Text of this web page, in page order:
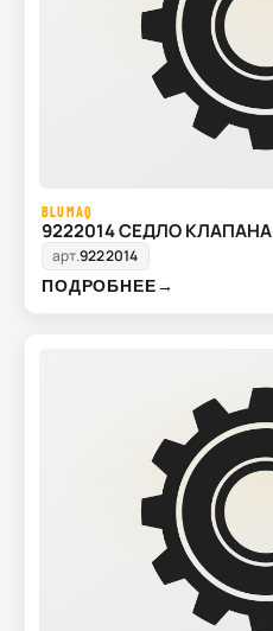
BLUMAQ
9222014 СЕДЛО КЛАПАНА
арт.9222014
ПОДРОБНЕЕ→